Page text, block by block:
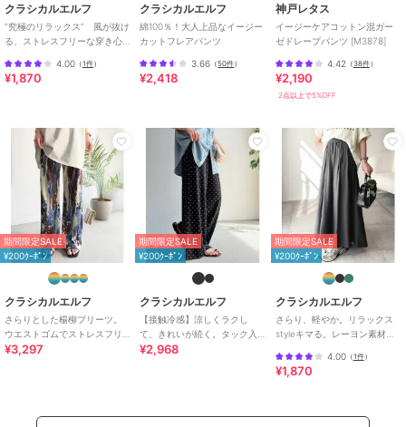
期間限定セール開催中
ブランド クラシカルエルフ
商品カテゴリ ／その他パンツ
性別タイプ
レディース
／その他パンツ
カラー
ブラウン×Cグラデーションストラ
イプ、マスタード、ブラック、ブ
ラック×A大花柄、オフホワイト×
Bアニマル
サイズ
素材
ポリエステル100%
商品のお取り扱い方法
クラシカルエルフ
”究極のリラックス” 風が抜け
る、ストレスフリーな穿き心
ドカーブパンツ
4.00 （1件）
¥1,870
クラシカルエルフ
綿100％！大人上品なイージー
カットフレアパンツ
3.66 （50件）
¥2,418
神戸レタス
イージーケアコットン混ガー
ゼドレープパンツ [M3878]
4.42 （38件）
¥2,190
2点以上で5%OFF
期間限定SALE
¥200ｸｰﾎﾟﾝ
クラシカルエルフ
さらりとした楊柳プリーツ。
ウエストゴムでストレスフリ
ーな穿き心地。総柄楊柳プリ
¥3,297
期間限定SALE
¥200ｸｰﾎﾟﾝ
クラシカルエルフ
【接触冷感】涼しくラクし
て、きれいが続く。タック入
り総柄ワイドイージーパンツ
¥2,968
期間限定SALE
¥200ｸｰﾎﾟﾝ
クラシカルエルフ
さらり、軽やか。リラックス
styleキマる。レーヨン素材ウ
ットワイドパンツ
4.00（1件）
¥1,870